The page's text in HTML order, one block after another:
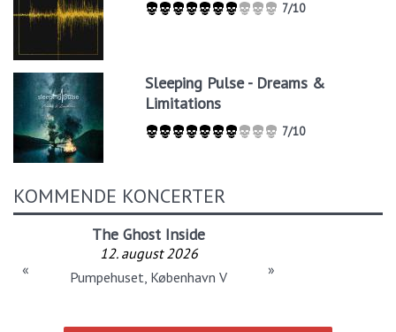
7/10
Sleeping Pulse - Dreams &
Limitations
7/10
KOMMENDE KONCERTER
The Ghost Inside
12. august 2026
Pumpehuset, København V
« »